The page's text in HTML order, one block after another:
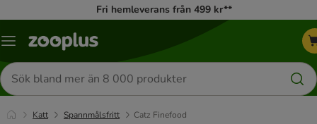
Fri hemleverans från 499 kr**
Katalogmeny
Sök
efter
produkter
Katt Spannmålsfritt Catz Finefood